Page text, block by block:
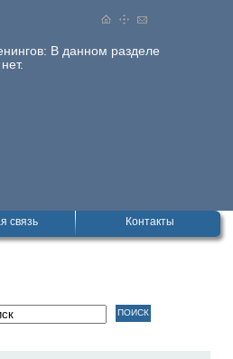
В данном разделе
связь Контакты